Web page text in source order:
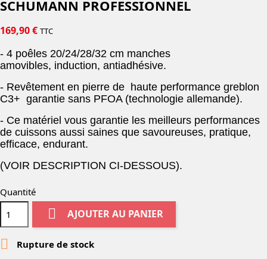
SCHUMANN PROFESSIONNEL
169,90 € TTC
- 4 poêles 20/24/28/32 cm manches
amovibles, induction, antiadhésive.
- Revêtement en pierre de haute performance greblon
C3+ garantie sans PFOA (technologie allemande).
- Ce matériel vous garantie les meilleurs performances
de cuissons aussi saines que savoureuses, pratique,
efficace, endurant.
(VOIR DESCRIPTION CI-DESSOUS).
Quantité
 AJOUTER AU PANIER
 Rupture de stock